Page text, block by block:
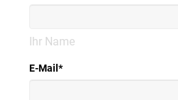
Ihr Name
E-Mail *